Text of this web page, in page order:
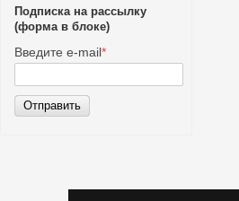
Подписка на рассылку
(форма в блоке)
Введите e-mail*
Отправить